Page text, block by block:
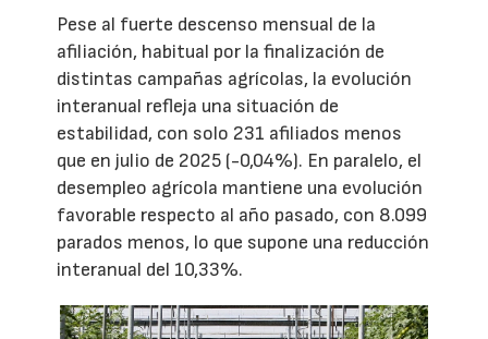
Pese al fuerte descenso mensual de la
afiliación, habitual por la finalización de
distintas campañas agrícolas, la evolución
interanual refleja una situación de
estabilidad, con solo 231 afiliados menos
que en julio de 2025 (-0,04%). En paralelo, el
desempleo agrícola mantiene una evolución
favorable respecto al año pasado, con 8.099
parados menos, lo que supone una reducción
interanual del 10,33%.